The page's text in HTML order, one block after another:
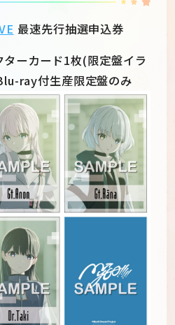
最速先行抽選申込券
ターカード1枚(限定盤イラ
ray付生産限定盤のみ